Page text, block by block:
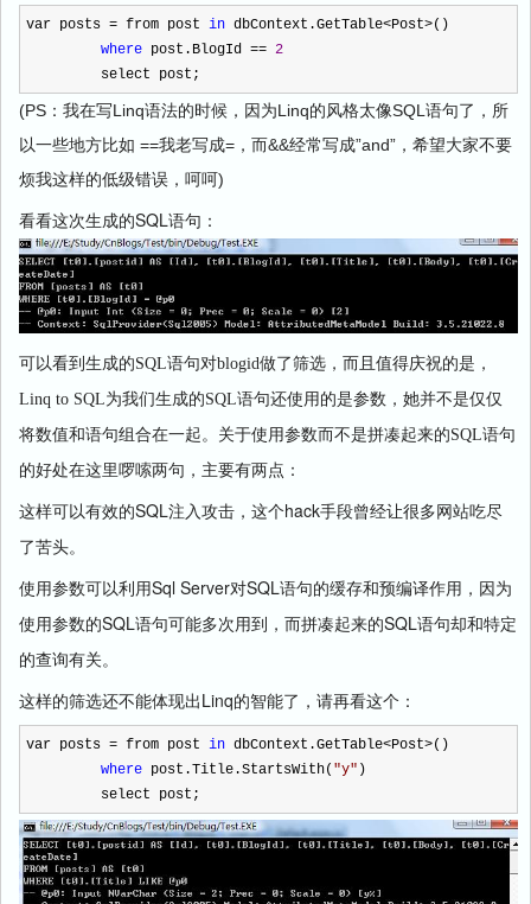
var posts = from post in dbContext.GetTable<Post>()
where post.BlogId == 2
select post;
(PS ：我在写Linq语法的时候，因为Linq的风格太像SQL 语句了，所
以一些地方比如 ==我老写成= ，而&&经常写成”and” ，希望大家不要
烦我这样的低级错误，呵呵)
看看这次生成的SQL语句：
可以看到生成的SQL语句对blogid做了筛选，而且值得庆祝的是，
Linq to SQL为我们生成的SQL语句还使用的是参数，她并不是仅仅
将数值和语句组合在一起。关于使用参数而不是拼凑起来的SQL语句
的好处在这里啰嗦两句，主要有两点：
这样可以有效的SQL注入攻击，这个hack手段曾经让很多网站吃尽
了苦头。
使用参数可以利用Sql Server对SQL语句的缓存和预编译作用，因为
使用参数的SQL语句可能多次用到，而拼凑起来的SQL语句却和特定
的查询有关。
这样的筛选还不能体现出 Linq的智能了，请再看这个：
var posts = from post in dbContext.GetTable<Post>()
where post.Title.StartsWith( "y" )
select post;